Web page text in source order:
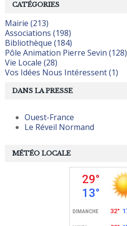
CATÉGORIES
Mairie (213)
Associations (198)
Bibliothèque (184)
Pôle Animation Pierre Sevin (128)
Vie Locale (28)
Vos Idées Nous Intéressent (1)
MÉTÉO LOCALE
DANS LA PRESSE
Ouest-France
Le Réveil Normand